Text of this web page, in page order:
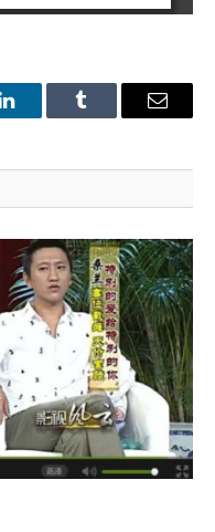
LinkedInTumblr Email